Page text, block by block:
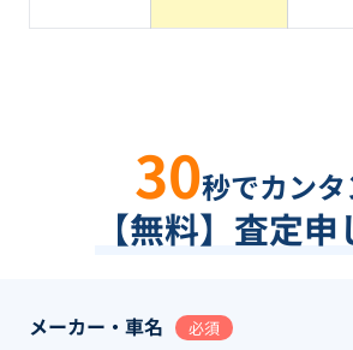
30秒でカンタ
【無料】査定
メーカー・車名 必須